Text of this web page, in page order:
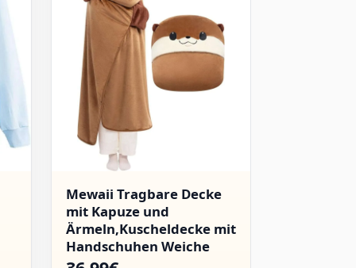
Mewaii Tragbare Decke
mit Kapuze und
Ärmeln,Kuscheldecke mit
Handschuhen Weiche
Flanell Sherpa Decke für